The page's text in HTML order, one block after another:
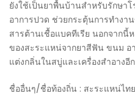
ยังใช้เป็นยาพื้นบ้านสำหรับรักษา
อาการปวด ช่วยกระตุ้นการทำงา
สารต้านเชื้อแบคทีเรีย นอกจากนี้
ของสะระแหน่จากยาสีฟัน ขนม อ
แต่งกลิ่นในสบู่และเครื่องสำอางอี
ชื่ออื่นๆ/ชื่อท้องถิ่น : สะระแหน่ไท